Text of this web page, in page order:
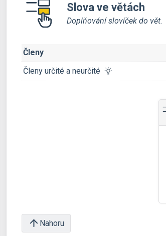
Slova ve větách
Doplňování slovíček do vět.
Členy
Členy určité a neurčité
Nahoru